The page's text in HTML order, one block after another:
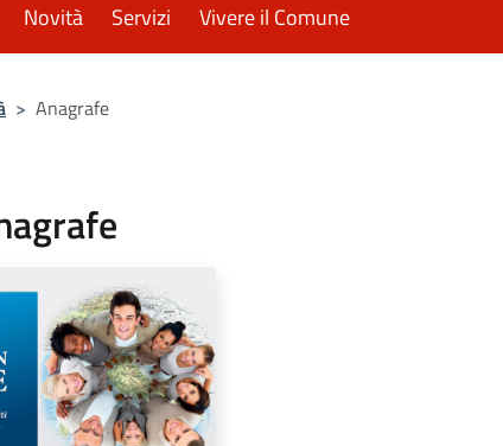
Novità Servizi Vivere il Comune
> Anagrafe